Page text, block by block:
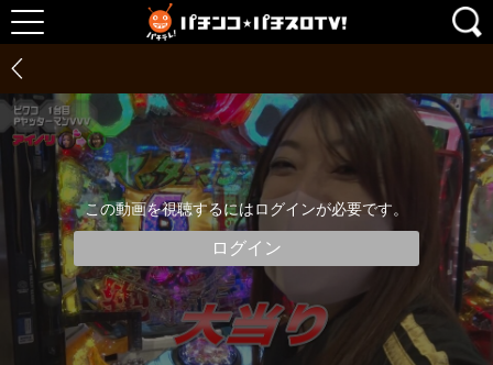
この動画を視聴するにはログインが必要です。
ログイン